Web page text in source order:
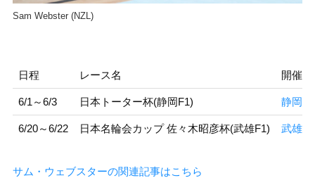
Sam Webster (NZL)
日程 レース名 開催地
6/1～6/3 日本トーター杯(静岡F1) 静岡
6/20～6/22 日本名輪会カップ 佐々木昭彦杯(武雄F1) 武雄
サム・ウェブスターの関連記事はこちら